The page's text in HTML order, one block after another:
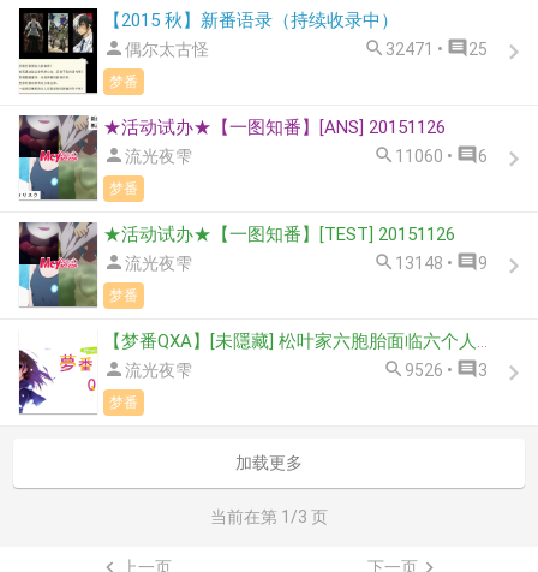
【2015 秋】新番语录（持续收录中）
偶尔太古怪  32471 •  25
梦番
★活动试办★【一图知番】[ANS] 20151126
流光夜雫  11060 •  6
梦番
★活动试办★【一图知番】[TEST] 20151126
流光夜雫  13148 •  9
梦番
【梦番QXA】[未隱藏] 松叶家六胞胎面临六个人分四个今川烧的窘境，想出了什么办法？
流光夜雫  9526 •  3
梦番
加载更多
当前在第 1 /3 页
上一页 下一页